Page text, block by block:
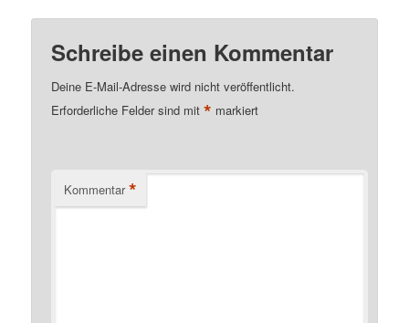
Schreibe einen Kommentar
Deine E-Mail-Adresse wird nicht veröffentlicht.
Erforderliche Felder sind mit* markiert
Kommentar *